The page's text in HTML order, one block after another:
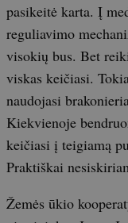
pasikeitė karta. Į
reguliavimo
visokių bus. Bet
viskas keičiasi.
naudojasi
Kiekvienoje
keičiasi į teigiamą
Praktiškai
Žemės ūkio